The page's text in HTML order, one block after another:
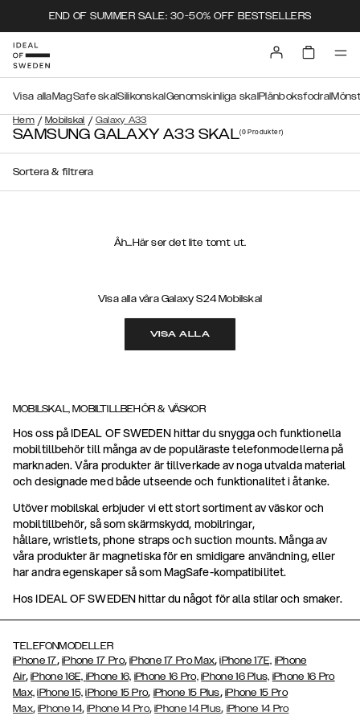
END OF SUMMER SALE: 30-50% OFF BESTSELLERS
Hem / Mobilskal / Galaxy A33
Visa allaMagSafe skalSilikonskal Genomskinliga skal Plånboksfodral
SAMSUNG GALAXY A33 SKAL(0Produkter)
Sortera & filtrera
Åh...Här ser det lite tomt ut.
Visa alla våra Galaxy S24 Mobilskal
VISA ALLA
MOBILSKAL, MOBILTILLBEHÖR & VÄSKOR
Hos oss på IDEAL OF SWEDEN hittar du snygga och funktionella
mobiltillbehör till många av de populäraste telefonmodellerna på
marknaden. Våra produkter är tillverkade av noga utvalda material
och designade med både utseende och funktionalitet i åtanke.
Utöver mobilskal erbjuder vi ett stort sortiment av väskor och
mobiltillbehör, så som skärmskydd, mobilringar,
hållare, wristlets, phone straps och suction mounts. Många av
våra produkter är magnetiska för en smidigare användning, eller
har andra egenskaper så som MagSafe-kompatibilitet.
Hos IDEAL OF SWEDEN hittar du något för alla stilar och smaker.
TELEFONMODELLER
iPhone 17, iPhone 17 Pro,iPhone 17 Pro Max,iPhone 17E, iPhone
Air,iPhone 16E, iPhone 16, iPhone 16 Pro, iPhone 16 Plus, iPhone 16 Pro
Max, iPhone 15, iPhone 15 Pro, iPhone 15 Plus, iPhone 15 Pro
Max,iPhone 14,iPhone 14 Pro,iPhone 14 Plus, iPhone 14 Pro